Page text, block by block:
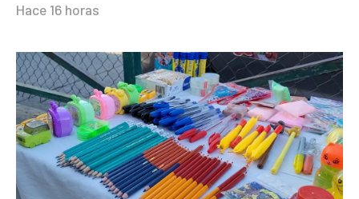
Hace 16 horas